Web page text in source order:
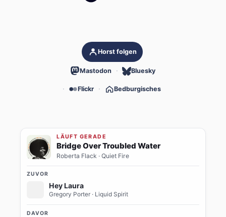
Horst folgen
Mastodon Bluesky
Flickr Bedburgisches
LÄUFT GERADE
Bridge Over Troubled Water
Roberta Flack · Quiet Fire
ZUVOR
Hey Laura
Gregory Porter · Liquid Spirit
DAVOR